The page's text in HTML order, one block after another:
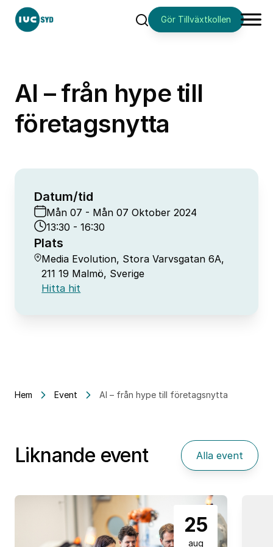
SökGör Tillväxtkollen
AI – från hype till
företagsnytta
Datum/tid
Mån 07 - Mån 07 Oktober 2024
13:30 - 16:30
Plats
Media Evolution, Stora Varvsgatan 6A,
211 19 Malmö, Sverige
Hitta hit
Hem Event AI – från hype till företagsnytta
Liknande event Alla event
25
aug